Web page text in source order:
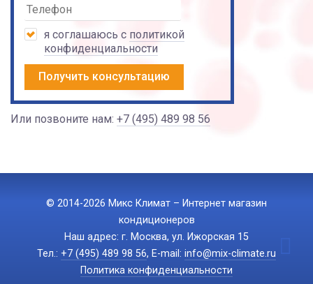
я соглашаюсь с политикой
конфиденциальности
Получить консультацию
Или позвоните нам: +7 (495) 489 98 56
© 2014-2026 Микс Климат – Интернет магазин
кондиционеров
Наш адрес: г. Москва, ул. Ижорская 15
Тел.: +7 (495) 489 98 56, E-mail: info@mix-climate.ru
Политика конфиденциальности